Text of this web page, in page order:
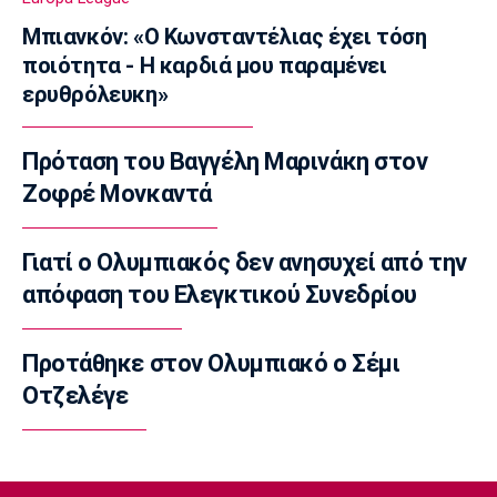
22:58
EuroLeague
Ενδιαφέρον της Μάλαγα για Μπόλομποϊ
22:52
Στίβος
Παγκόσμιο Κ20: Πανελλήνιο ρεκόρ η
Μπακογιάννη, στον τελικό της σφυροβολίας
22:49
Super League 1
Αστέρας Τρίπολης: Εύκολη νίκη με 2-0 επί
του Πύργου
22:47
Μπιανκόν: «Ο Κωνσταντέλιας έχει τόση
ποιότητα - Η καρδιά μου παραμένει
ερυθρόλευκη»
Πρόταση του Βαγγέλη Μαρινάκη στον
Ζοφρέ Μονκαντά
Γιατί ο Ολυμπιακός δεν ανησυχεί από την
απόφαση του Ελεγκτικού Συνεδρίου
Προτάθηκε στον Ολυμπιακό ο Σέμι
Οτζελέγε